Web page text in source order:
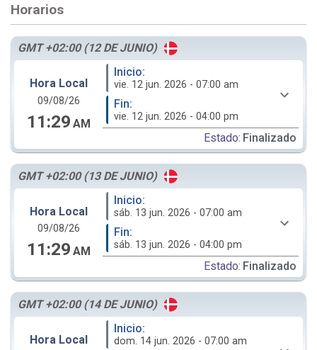
Horarios
GMT +02:00 (12 DE JUNIO)
Hora Local
09/08/26
11:29 AM
Inicio:
vie. 12 jun. 2026 - 07:00 am
Fin:
vie. 12 jun. 2026 - 04:00 pm
Estado: Finalizado
GMT +02:00 (13 DE JUNIO)
Hora Local
09/08/26
11:29 AM
Inicio:
sáb. 13 jun. 2026 - 07:00 am
Fin:
sáb. 13 jun. 2026 - 04:00 pm
Estado: Finalizado
GMT +02:00 (14 DE JUNIO)
Hora Local
Inicio:
dom. 14 jun. 2026 - 07:00 am